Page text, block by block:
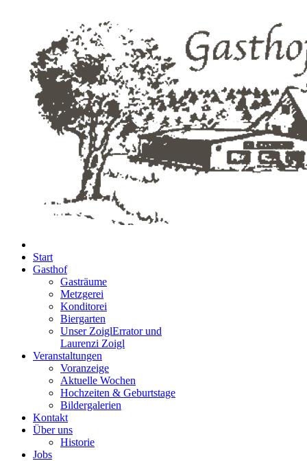
Start
Gasthof
Gasträume
Metzgerei
Konditorei
Biergarten
Unser ZoiglErrator und
Laurenzi Zoigl
Veranstaltungen
Voranzeige
Aktuelle Wochen
Hochzeiten & Geburtstage
Bildergalerien
Kontakt
Über uns
Historie
Jobs